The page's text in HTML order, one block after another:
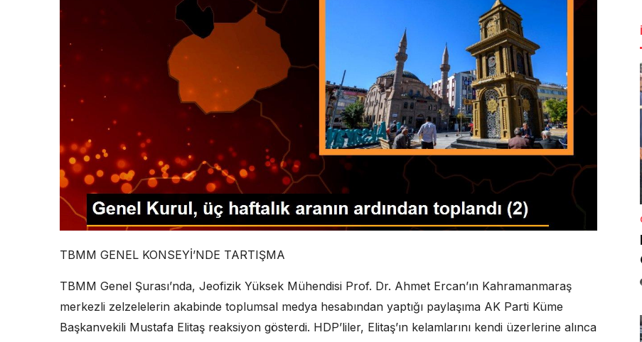
TBMM GENEL KONSEYİ’NDE TARTIŞMA
TBMM Genel Şurası’nda, Jeofizik Yüksek Mühendisi Prof. Dr. Ahmet Ercan’ın Kahramanmaraş
merkezli zelzelelerin akabinde toplumsal medya hesabından yaptığı paylaşıma AK Parti Küme
Başkanvekili Mustafa Elitaş reaksiyon gösterdi. HDP’liler, Elitaş’ın kelamlarını kendi üzerlerine alınca